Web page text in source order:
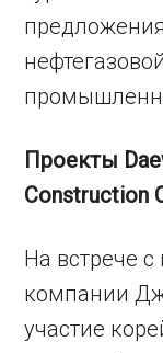
Проекты
Construction
На встрече
компании
участие